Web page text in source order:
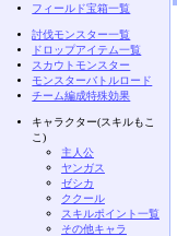
フィールド宝箱一覧
討伐モンスター一覧
ドロップアイテム一覧
スカウトモンスター
モンスターバトルロード
チーム編成特殊効果
キャラクター(スキルもこ
こ)
主人公
ヤンガス
ゼシカ
ククール
スキルポイント一覧
その他キャラ